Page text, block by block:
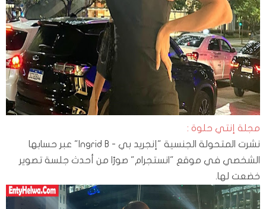
مجلة إنتي حلوة :
نشرت المتحولة الجنسية "إنجريد بي - Ingrid B" عبر حسابها
الشخصي في موقع "انستجرام" صورًا من أحدث جلسة تصوير
خضعت لها.